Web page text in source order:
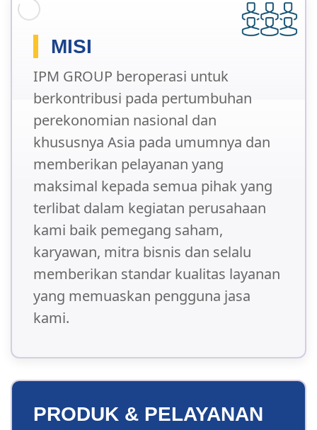
MISI
IPM GROUP beroperasi untuk
berkontribusi pada pertumbuhan
perekonomian nasional dan
khususnya Asia pada umumnya dan
memberikan pelayanan yang
maksimal kepada semua pihak yang
terlibat dalam kegiatan perusahaan
kami baik pemegang saham,
karyawan, mitra bisnis dan selalu
memberikan standar kualitas layanan
yang memuaskan pengguna jasa
kami.
PRODUK & PELAYANAN